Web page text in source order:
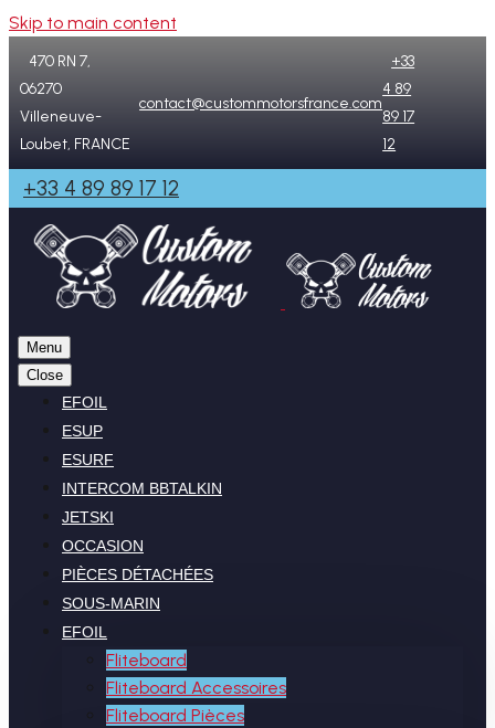
Skip to main content
470 RN 7,
06270
Villeneuve-
Loubet, FRANCE
contact@custommotorsfrance.com
+33
4 89
89 17
12
+33 4 89 89 17 12
Menu
Close
EFOIL
ESUP
ESURF
INTERCOM BBTALKIN
JETSKI
OCCASION
PIÈCES DÉTACHÉES
SOUS-MARIN
EFOIL
Fliteboard
Fliteboard Accessoires
Fliteboard Pièces